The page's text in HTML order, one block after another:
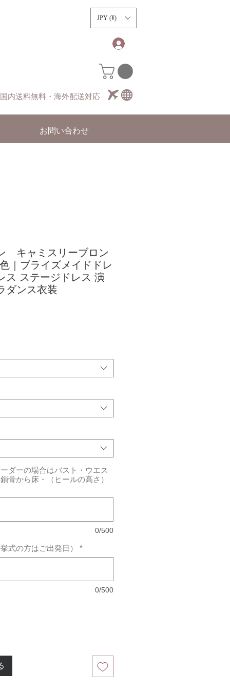
JPY (¥)
国内送料無料・海外配送対応
お問い合わせ
キャミスリーブロン
｜ブライズメイドドレ
ス ステージドレス 演
ダンス衣装
ダーの場合はバスト・ウエス
骨から床・（ヒールの高さ）
0/500
式の方はご出発日） *
0/500